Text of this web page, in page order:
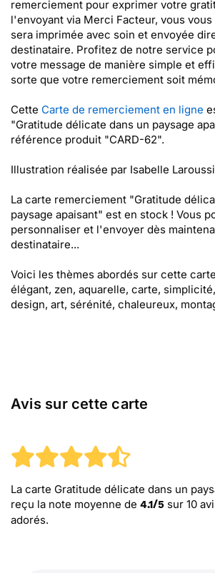
remerciement pour exprimer votre
l'envoyant via Merci Facteur, vous
sera imprimée avec soin et envoyée
destinataire. Profitez de notre service
votre message de manière simple et
sorte que votre remerciement soit
Cette Carte de remerciement en ligne
"Gratitude délicate dans un paysage
référence produit "CARD-62".
Illustration réalisée par Isabelle
La carte remerciement "Gratitude
paysage apaisant" est en stock ! Vous
personnaliser et l'envoyer dès
destinataire...
Voici les thèmes abordés sur cette
élégant, zen, aquarelle, carte,
design, art, sérénité, chaleureux,
Avis sur cette carte
La carte Gratitude délicate dans un
reçu la note moyenne de 4.1/5 sur 10
adorés.